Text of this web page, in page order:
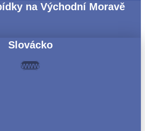
na Východní Moravě
Slovácko
www